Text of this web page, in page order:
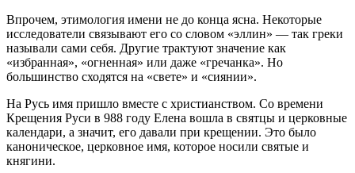
Впрочем, этимология имени не до конца ясна. Некоторые
исследователи связывают его со словом «эллин» — так греки
называли сами себя. Другие трактуют значение как
«избранная», «огненная» или даже «гречанка». Но
большинство сходятся на «свете» и «сиянии».
На Русь имя пришло вместе с христианством. Со времени
Крещения Руси в 988 году Елена вошла в святцы и церковные
календари, а значит, его давали при крещении. Это было
каноническое, церковное имя, которое носили святые и
княгини.